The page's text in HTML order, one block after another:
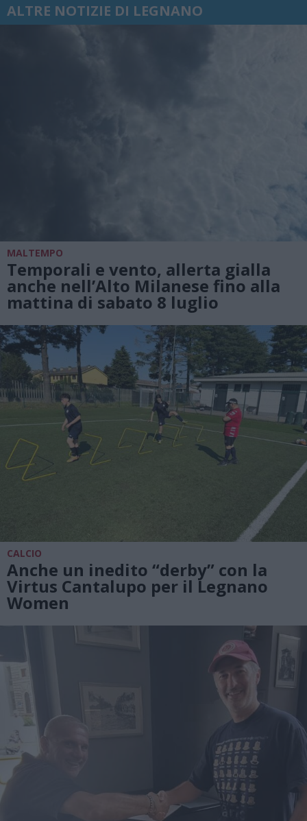
ALTRE NOTIZIE DI LEGNANO
MALTEMPO
Temporali e vento, allerta gialla
anche nell’Alto Milanese fino alla
mattina di sabato 8 luglio
CALCIO
Anche un inedito “derby” con la
Virtus Cantalupo per il Legnano
Women